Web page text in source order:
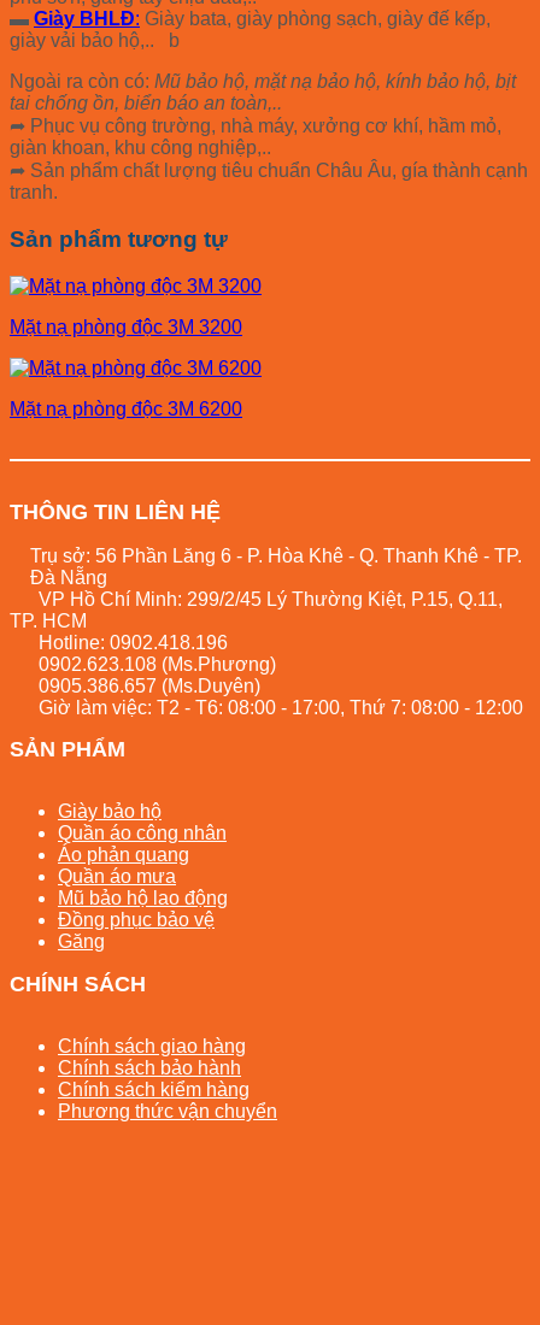
▬ Giày BHLĐ: Giày bata, giày phòng sạch, giày đế kếp,
giày vải bảo hộ,.. b
Ngoài ra còn có: Mũ bảo hộ, mặt nạ bảo hộ, kính bảo hộ, bịt
tai chống ồn, biển báo an toàn,..
➦ Phục vụ công trường, nhà máy, xưởng cơ khí, hầm mỏ,
giàn khoan, khu công nghiệp,..
➦ Sản phẩm chất lượng tiêu chuẩn Châu Âu, gía thành cạnh
tranh.
Sản phẩm tương tự
Mặt nạ phòng độc 3M 3200
Mặt nạ phòng độc 3M 6200
THÔNG TIN LIÊN HỆ
Trụ sở: 56 Phần Lăng 6 - P. Hòa Khê - Q. Thanh Khê - TP.
Đà Nẵng
VP Hồ Chí Minh: 299/2/45 Lý Thường Kiệt, P.15, Q.11,
TP. HCM
Hotline: 0902.418.196
0902.623.108 (Ms.Phương)
0905.386.657 (Ms.Duyên)
Giờ làm việc: T2 - T6: 08:00 - 17:00, Thứ 7: 08:00 - 12:00
SẢN PHẨM
Giày bảo hộ
Quần áo công nhân
Áo phản quang
Quần áo mưa
Mũ bảo hộ lao động
Đồng phục bảo vệ
Găng
CHÍNH SÁCH
Chính sách giao hàng
Chính sách bảo hành
Chính sách kiểm hàng
Phương thức vận chuyển